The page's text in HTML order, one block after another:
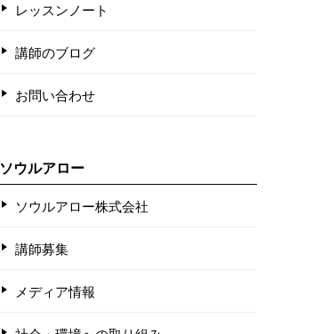
レッスンノート
講師のブログ
お問い合わせ
ソウルアロー
ソウルアロー株式会社
講師募集
メディア情報